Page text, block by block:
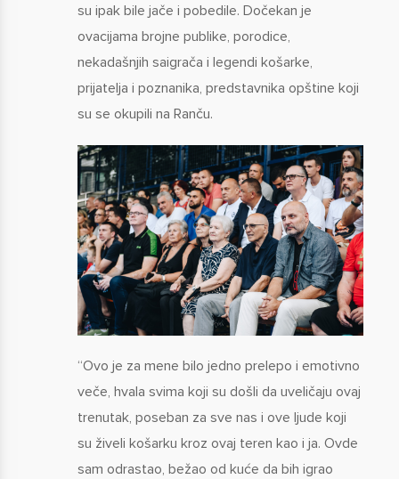
su ipak bile jače i pobedile. Dočekan je
ovacijama brojne publike, porodice,
nekadašnjih saigrača i legendi košarke,
prijatelja i poznanika, predstavnika opštine koji
su se okupili na Ranču.
“Ovo je za mene bilo jedno prelepo i emotivno
veče, hvala svima koji su došli da uveličaju ovaj
trenutak, poseban za sve nas i ove ljude koji
su živeli košarku kroz ovaj teren kao i ja. Ovde
sam odrastao, bežao od kuće da bih igrao